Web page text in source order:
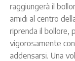
raggiungerà il
amidi al centro
riprenda il bollore,
vigorosamente
addensarsi. Una